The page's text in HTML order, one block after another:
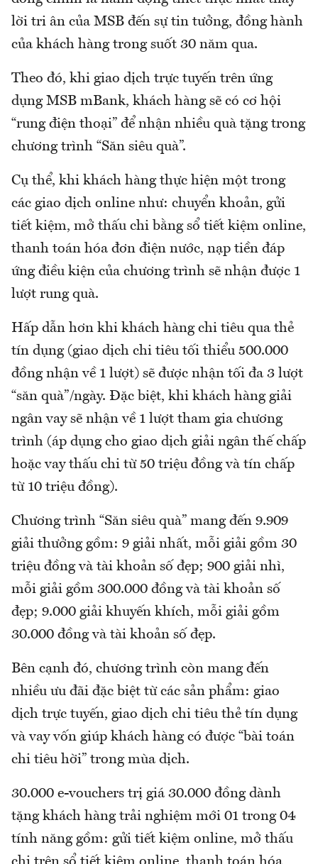
lời tri ân của MSB đến sự tin tưởng, đồng hành
của khách hàng trong suốt 30 năm qua.
Theo đó, khi giao dịch trực tuyến trên ứng
dụng MSB mBank, khách hàng sẽ có cơ hội
“rung điện thoại” để nhận nhiều quà tặng trong
chương trình “Săn siêu quà”.
Cụ thể, khi khách hàng thực hiện một trong
các giao dịch online như: chuyển khoản, gửi
tiết kiệm, mở thấu chi bằng sổ tiết kiệm online,
thanh toán hóa đơn điện nước, nạp tiền đáp
ứng điều kiện của chương trình sẽ nhận được 1
lượt rung quà.
Hấp dẫn hơn khi khách hàng chi tiêu qua thẻ
tín dụng (giao dịch chi tiêu tối thiểu 500.000
đồng nhận về 1 lượt) sẽ được nhận tối đa 3 lượt
“săn quà”/ngày. Đặc biệt, khi khách hàng giải
ngân vay sẽ nhận về 1 lượt tham gia chương
trình (áp dụng cho giao dịch giải ngân thế chấp
hoặc vay thấu chi từ 50 triệu đồng và tín chấp
từ 10 triệu đồng).
Chương trình “Săn siêu quà” mang đến 9.909
giải thưởng gồm: 9 giải nhất, mỗi giải gồm 30
triệu đồng và tài khoản số đẹp; 900 giải nhì,
mỗi giải gồm 300.000 đồng và tài khoản số
đẹp; 9.000 giải khuyến khích, mỗi giải gồm
30.000 đồng và tài khoản số đẹp.
Bên cạnh đó, chương trình còn mang đến
nhiều ưu đãi đặc biệt từ các sản phẩm: giao
dịch trực tuyến, giao dịch chi tiêu thẻ tín dụng
và vay vốn giúp khách hàng có được “bài toán
chi tiêu hời” trong mùa dịch.
30.000 e-vouchers trị giá 30.000 đồng dành
tặng khách hàng trải nghiệm mới 01 trong 04
tính năng gồm: gửi tiết kiệm online, mở thấu